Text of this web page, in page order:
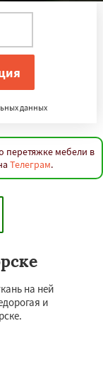
данных
перетяжке мебели в
Телеграм.
на ней
и